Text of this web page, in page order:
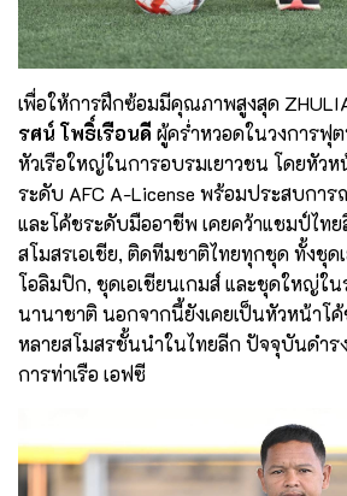
เพื่อให้การฝึกซ้อมมีคุณภาพสูงสุด
รศน์ โพธิ์เรือนดี ผู้คร่ำหวอดในวงการฟุ
หัวเรือใหญ่ในการอบรมเยาวชน โดยหัว
ระดับ AFC A-License พร้อมประสบกา
และโค้ชระดับมืออาชีพ เคยคว้าแชมป์ไท
สโมสรเอเชีย, ติดทีมชาติไทยทุกชุด ทั้งชุด
โอลิมปิก, ชุดเอเชียนเกมส์ และชุดใหญ่ใ
นานาชาติ นอกจากนี้ยังเคยเป็นหัวหน้าโ
หลายสโมสรชั้นนำในไทยลีก ปัจจุบันดำร
การท่าเรือ เอฟซี